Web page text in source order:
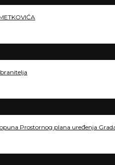
Prostornog plana uređenja